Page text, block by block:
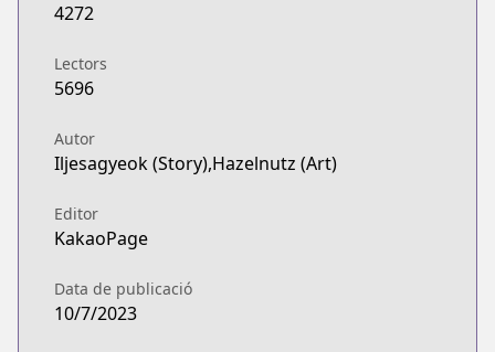
4272
Lectors
5696
Autor
Iljesagyeok (Story),Hazelnutz (Art)
Editor
KakaoPage
Data de publicació
10/7/2023